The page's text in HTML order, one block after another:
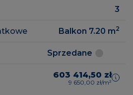
3
Balkon 7.20 m2
Sprzedane
603 414,50 zł
9 650,00 zł/m²